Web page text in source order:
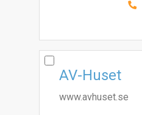
AV-Huset
www.avhuset.se